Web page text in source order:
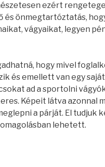
ezért
és önmegtartóztatás,
vágyaikat, legyen
hogy mivel
és emellett van egy
ad a sportolni
Képeit látva azonnal
a párját. El tudjuk
lehetett.